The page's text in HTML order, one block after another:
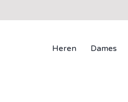
Heren Dames